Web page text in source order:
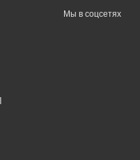
Мы в соцсетях